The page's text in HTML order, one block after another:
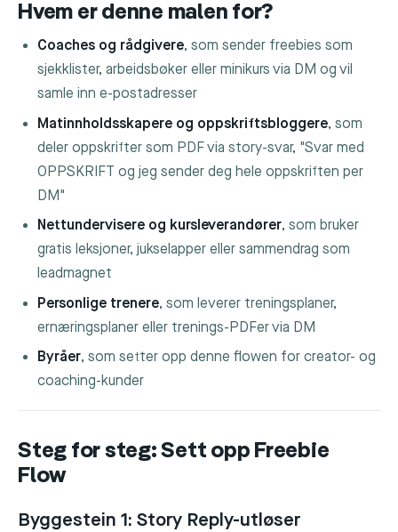
Hvem er denne malen for?
Coaches og rådgivere, som sender freebies som
sjekklister, arbeidsbøker eller minikurs via DM og vil
samle inn e-postadresser
Matinnholdsskapere og oppskriftsbloggere, som
deler oppskrifter som PDF via story-svar, "Svar med
OPPSKRIFT og jeg sender deg hele oppskriften per
DM"
Nettundervisere og kursleverandører, som bruker
gratis leksjoner, jukselapper eller sammendrag som
leadmagnet
Personlige trenere, som leverer treningsplaner,
ernæringsplaner eller trenings-PDFer via DM
Byråer, som setter opp denne flowen for creator- og
coaching-kunder
Steg for steg: Sett opp Freebie
Flow
Byggestein 1: Story Reply-utløser